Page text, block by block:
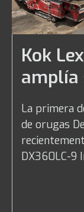
Kok
con la
la
orugas
La primera
de orugas
DX360LC-9